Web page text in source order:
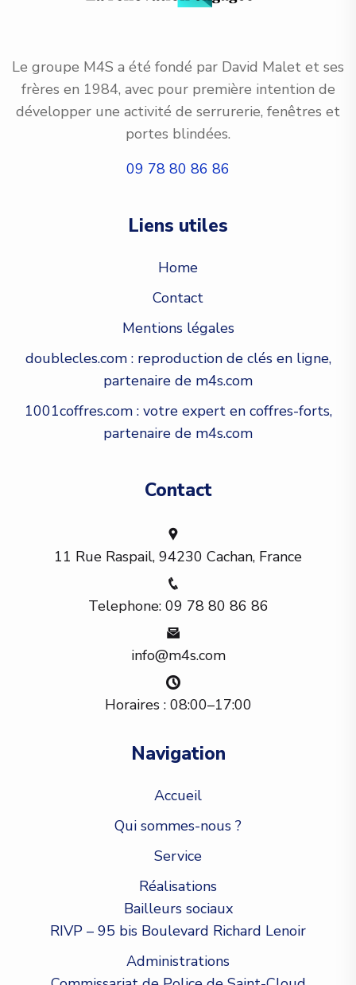
Le groupe M4S a été fondé par David Malet et ses
frères en 1984, avec pour première intention de
développer une activité de serrurerie, fenêtres et
portes blindées.
09 78 80 86 86
Liens utiles
Home
Contact
Mentions légales
doublecles.com : reproduction de clés en ligne,
partenaire de m4s.com
1001coffres.com : votre expert en coffres-forts,
partenaire de m4s.com
Contact
11 Rue Raspail, 94230 Cachan, France
Telephone: 09 78 80 86 86
info@m4s.com
Horaires : 08:00–17:00
Navigation
Accueil
Qui sommes-nous ?
Service
Réalisations
Bailleurs sociaux
RIVP – 95 bis Boulevard Richard Lenoir
Administrations